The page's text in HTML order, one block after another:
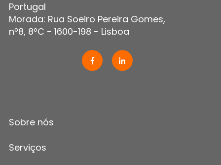
Portugal
Morada: Rua Soeiro Pereira Gomes,
nº8, 8ºC - 1600-198 - Lisboa
Sobre nós
Serviços